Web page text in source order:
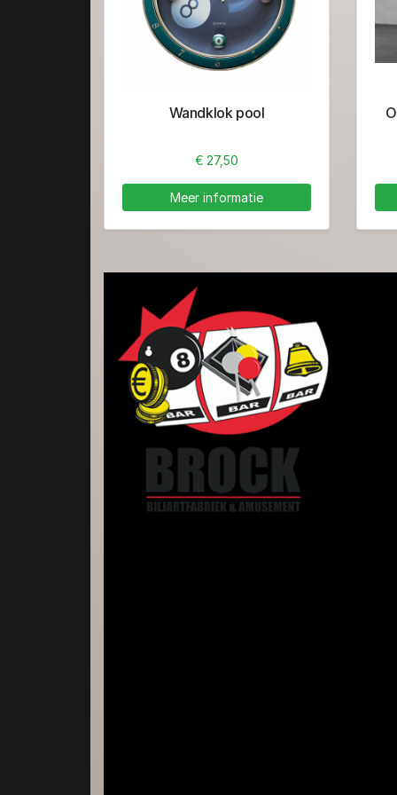
Wandklok pool
€ 27,50
Meer informatie